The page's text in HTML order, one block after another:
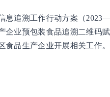
息追溯工作行动方案（
企业预包装食品追溯二维码
食品生产企业开展相关工作。